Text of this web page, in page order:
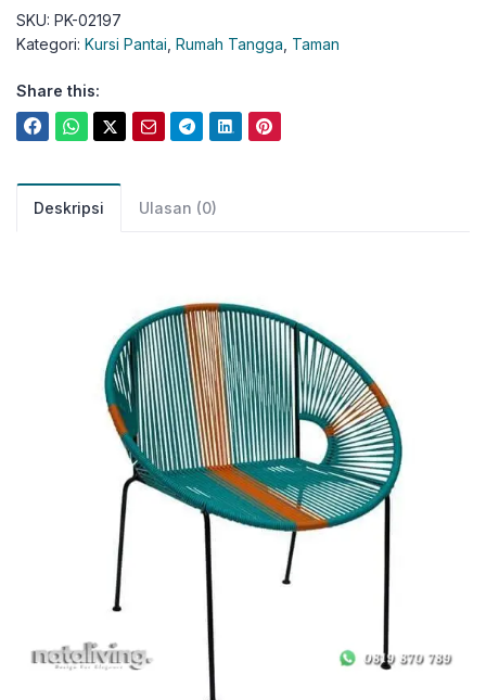
SKU: PK-02197
Kategori: Kursi Pantai Rumah Tangga Taman
Share this:
Deskripsi Ulasan (0)